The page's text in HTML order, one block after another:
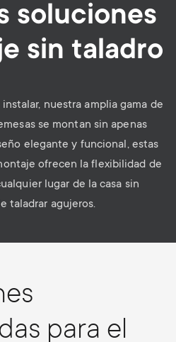
soluciones
sin taladro
nuestra amplia gama de
se montan sin apenas
elegante y funcional, estas
ofrecen la flexibilidad de
lugar de la casa sin
taladrar agujeros.
para el